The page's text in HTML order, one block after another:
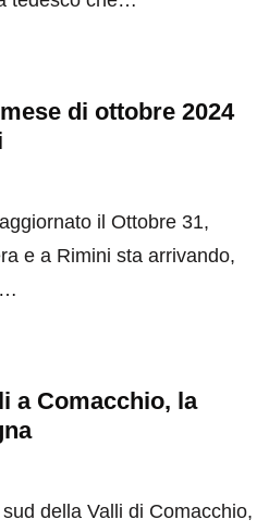
di ottobre 2024
il Ottobre 31,
e a Rimini sta arrivando,
a Comacchio, la
della Valli di Comacchio,